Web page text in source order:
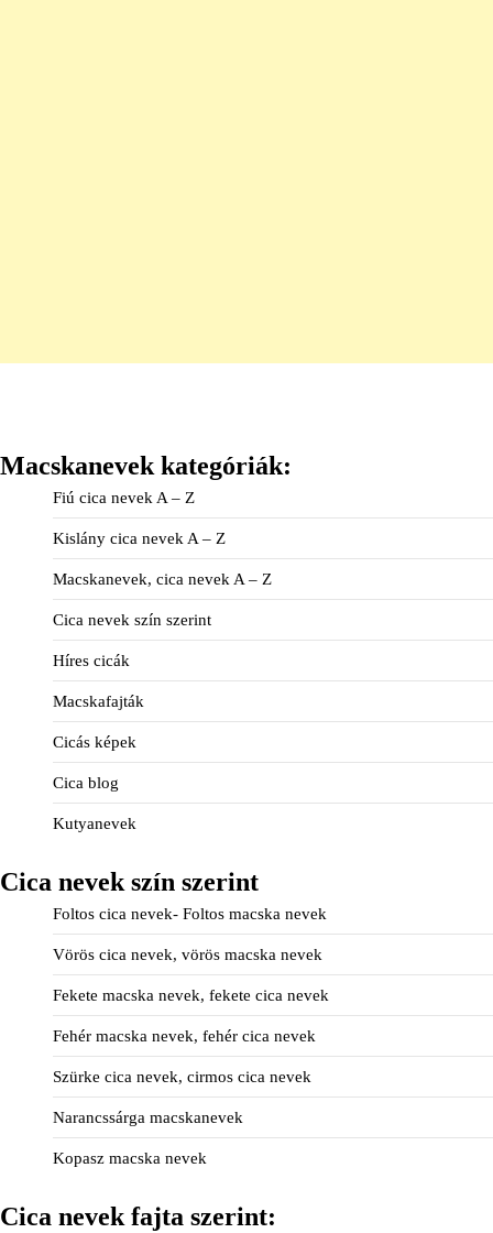
Macskanevek kategóriák:
Fiú cica nevek A – Z
Kislány cica nevek A – Z
Macskanevek, cica nevek A – Z
Cica nevek szín szerint
Híres cicák
Macskafajták
Cicás képek
Cica blog
Kutyanevek
Cica nevek szín szerint
Foltos cica nevek- Foltos macska nevek
Vörös cica nevek, vörös macska nevek
Fekete macska nevek, fekete cica nevek
Fehér macska nevek, fehér cica nevek
Szürke cica nevek, cirmos cica nevek
Narancssárga macskanevek
Kopasz macska nevek
Cica nevek fajta szerint: